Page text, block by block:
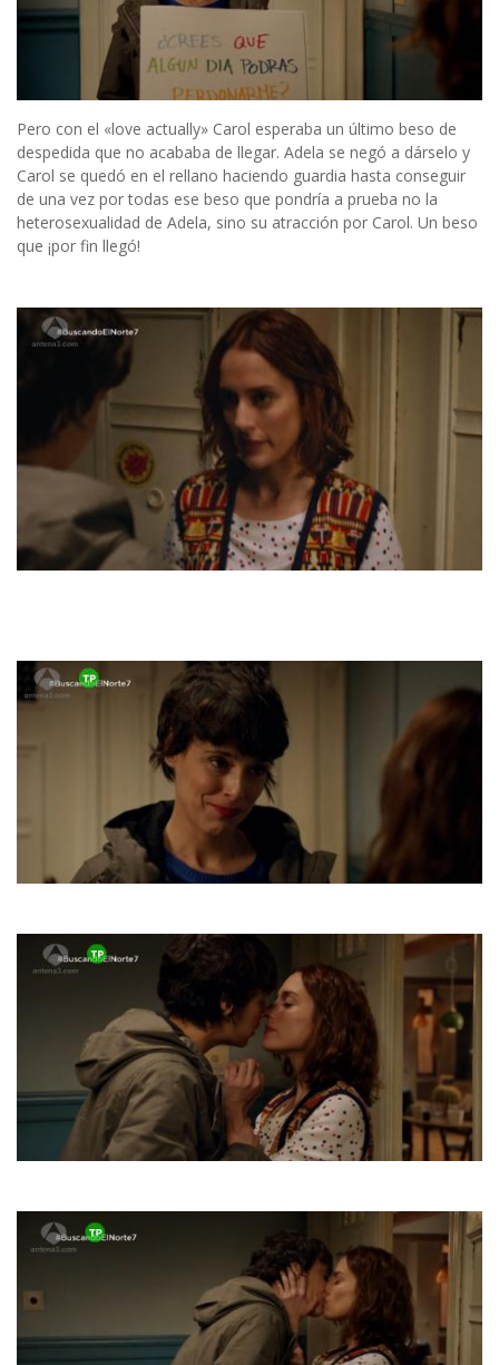
Pero con el «love actually» Carol esperaba un último beso de
despedida que no acababa de llegar. Adela se negó a dárselo y
Carol se quedó en el rellano haciendo guardia hasta conseguir
de una vez por todas ese beso que pondría a prueba no la
heterosexualidad de Adela, sino su atracción por Carol. Un beso
que ¡por fin llegó!